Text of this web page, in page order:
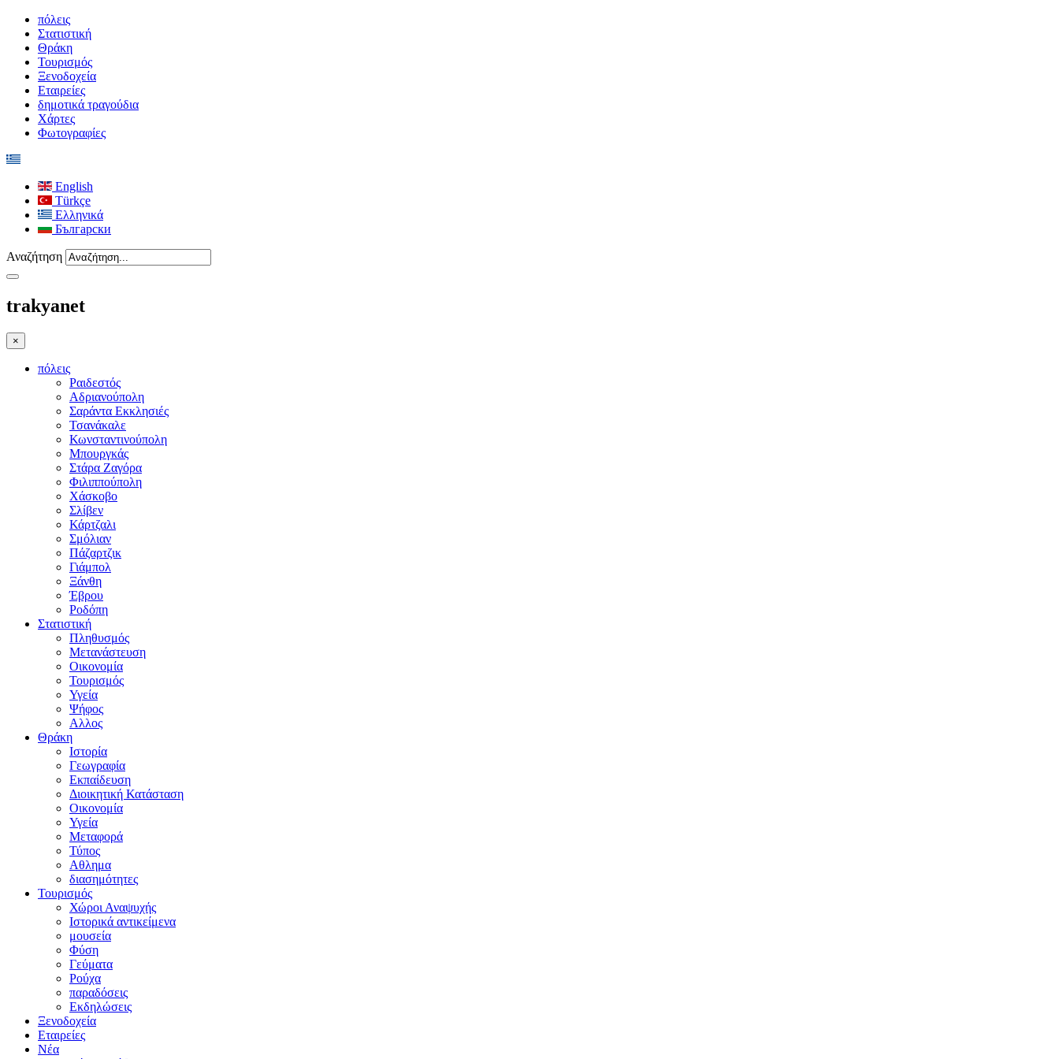
πόλεις
Στατιστική
Θράκη
Τουρισμός
Ξενοδοχεία
Εταιρείες
δημοτικά τραγούδια
Χάρτες
Φωτογραφίες
English
Türkçe
Ελληνικά
Български
Αναζήτηση
trakyanet
×
πόλεις
Ραιδεστός
Αδριανούπολη
Σαράντα Εκκλησιές
Τσανάκαλε
Κωνσταντινούπολη
Μπουργκάς
Στάρα Ζαγόρα
Φιλιππούπολη
Χάσκοβο
Σλίβεν
Κάρτζαλι
Σμόλιαν
Πάζαρτζικ
Γιάμπολ
Ξάνθη
Έβρου
Ροδόπη
Στατιστική
Πληθυσμός
Μετανάστευση
Οικονομία
Τουρισμός
Υγεία
Ψήφος
Αλλος
Θράκη
Ιστορία
Γεωγραφία
Εκπαίδευση
Διοικητική Κατάσταση
Οικονομία
Υγεία
Μεταφορά
Τύπος
Αθλημα
διασημότητες
Τουρισμός
Χώροι Αναψυχής
Ιστορικά αντικείμενα
μουσεία
Φύση
Γεύματα
Ρούχα
παραδόσεις
Εκδηλώσεις
Ξενοδοχεία
Εταιρείες
Νέα